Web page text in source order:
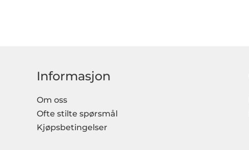
Informasjon
Om oss
Ofte stilte spørsmål
Kjøpsbetingelser